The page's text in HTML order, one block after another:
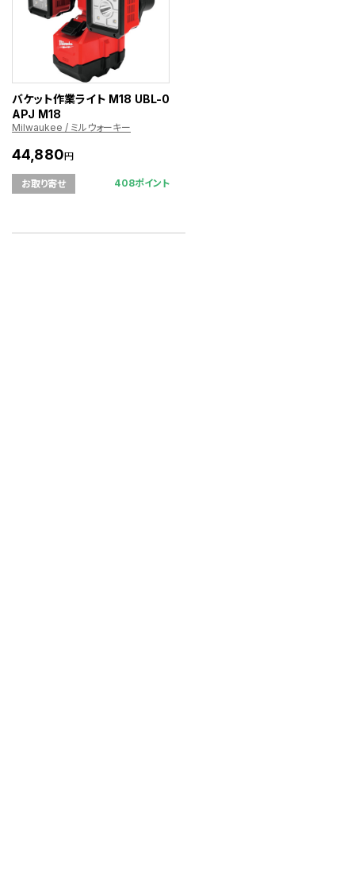
バケット作業ライト M18 UBL-0
APJ M18
Milwaukee / ミルウォーキー
44,880円
お取り寄せ 408ポイント